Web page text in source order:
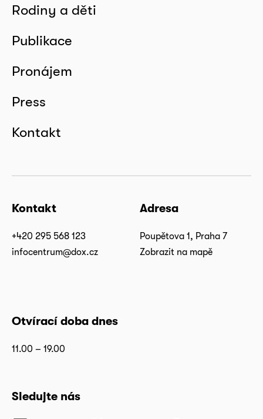
Rodiny a děti
Publikace
Pronájem
Press
Kontakt
Kontakt
+420 295 568 123
infocentrum@dox.cz
Adresa
Poupětova 1, Praha 7
Zobrazit na mapě
Otvírací doba dnes
11.00 – 19.00
Sledujte nás